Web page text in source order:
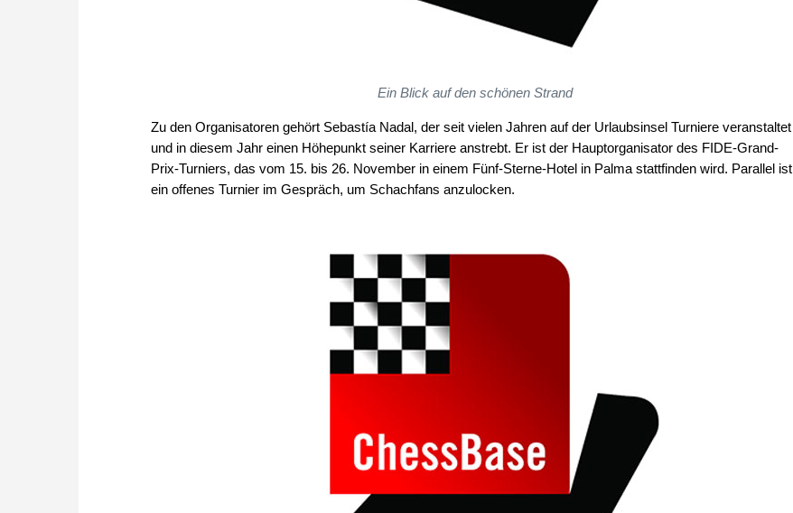
Ein Blick auf den schönen Strand
Zu den Organisatoren gehört Sebastía Nadal, der seit vielen Jahren auf der Urlaubsinsel Turniere veranstaltet
und in diesem Jahr einen Höhepunkt seiner Karriere anstrebt. Er ist der Hauptorganisator des FIDE-Grand-
Prix-Turniers, das vom 15. bis 26. November in einem Fünf-Sterne-Hotel in Palma stattfinden wird. Parallel ist
ein offenes Turnier im Gespräch, um Schachfans anzulocken.